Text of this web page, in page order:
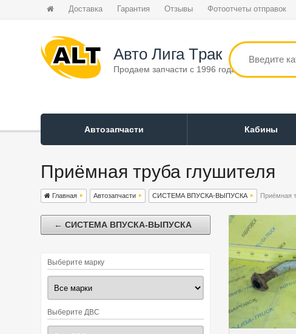
Доставка Гарантия Отзывы Фотоотчеты отправок
Авто Лига Tрак
Продаем запчасти с 1996 года
Автозапчасти Кабины
Приёмная труба глушителя
Главная Автозапчасти СИСТЕМА ВПУСКА-ВЫПУСКА Приёмная
← СИСТЕМА ВПУСКА-ВЫПУСКА
Выберите марку
Выберите ДВС